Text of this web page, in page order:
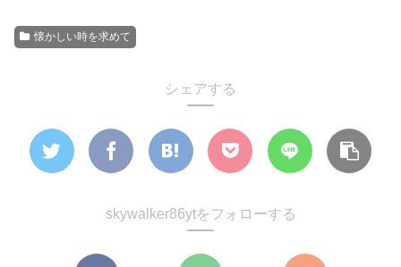
懐かしい時を求めて
シェアする
skywalker86ytをフォローする